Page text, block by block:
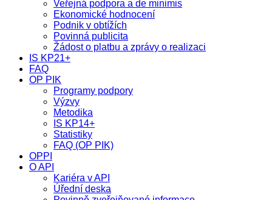
Veřejná podpora a de minimis
Ekonomické hodnocení
Podnik v obtížích
Povinná publicita
Žádost o platbu a zprávy o realizaci
IS KP21+
FAQ
OP PIK
Programy podpory
Výzvy
Metodika
IS KP14+
Statistiky
FAQ (OP PIK)
OPPI
O API
Kariéra v API
Úřední deska